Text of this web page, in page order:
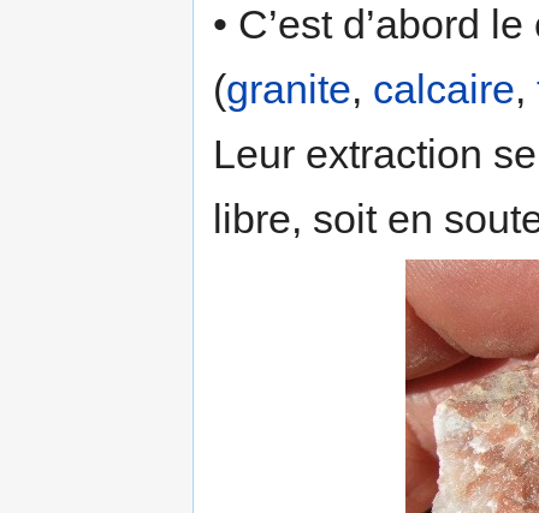
• C’est d’abord
(granite, calcaire,
Leur extraction
libre, soit en